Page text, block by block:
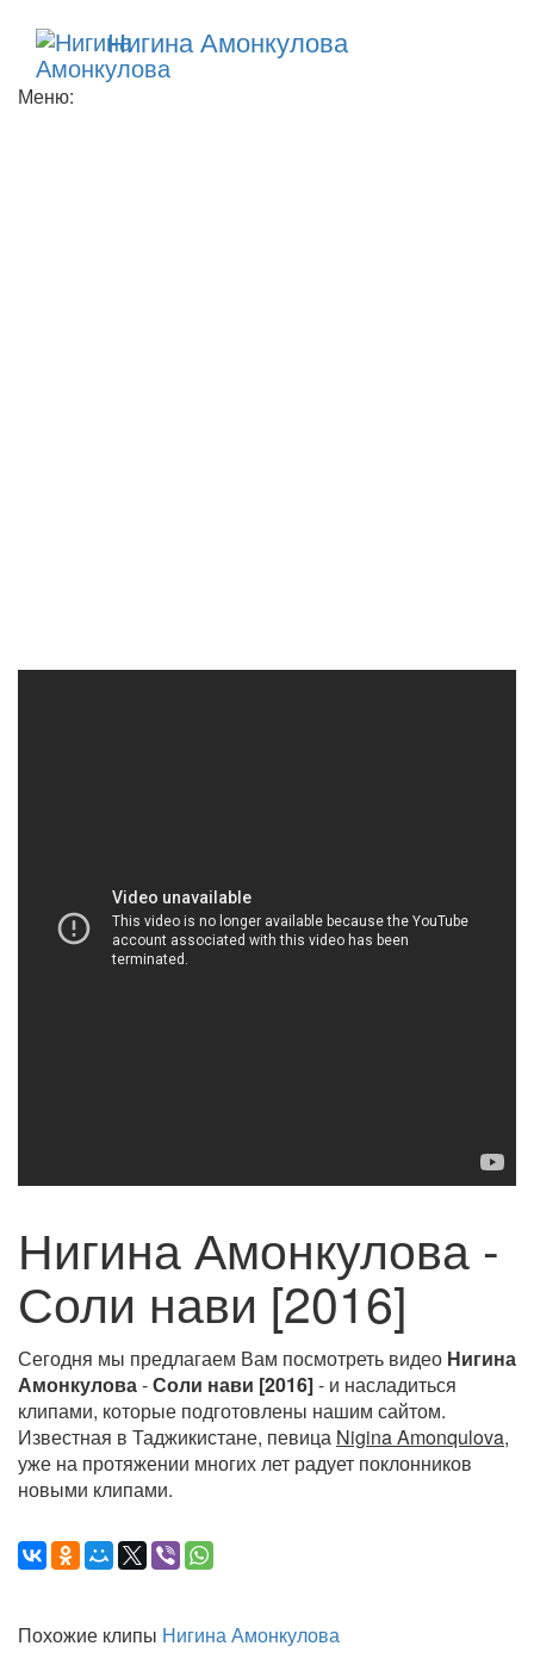
Нигина Амонкулова
Меню:
Нигина Амонкулова -
Соли нави [2016]
Сегодня мы предлагаем Вам посмотреть видео Нигина
Амонкулова-Соли нави [2016]- и насладиться
клипами, которые подготовлены нашим сайтом.
Известная в Таджикистане, певица Nigina Amonqulova,
уже на протяжении многих лет радует поклонников
новыми клипами.
Похожие клипы Нигина Амонкулова